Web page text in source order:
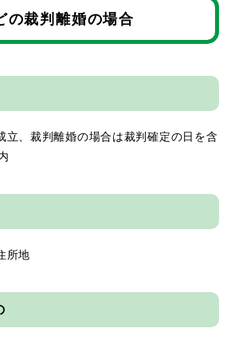
の裁判離婚の場合
立、裁判離婚の場合は裁判確定の日を含
所地